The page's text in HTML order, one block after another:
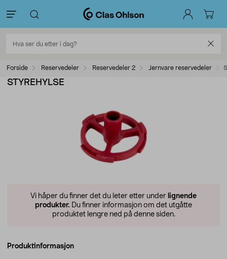
Forside Reservedeler Reservedeler 2 Jernvare reservedeler
STYREHYLSE
Vi håper du finner det du leter etter under lignende
produkter. Du finner informasjon om det utgåtte
produktet lengre ned på denne siden.
Produktinformasjon